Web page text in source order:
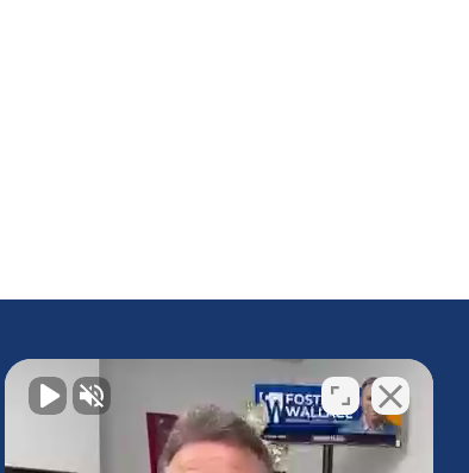
¿Tengo un caso?